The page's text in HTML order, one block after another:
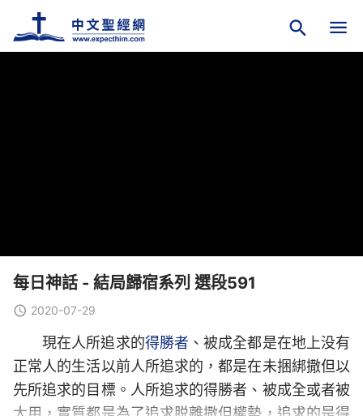
每日神話 - 結局歸宿系列 選段591
2020-07-29
現在人所追求的得勝者 、被成全都是在地上没有
正常人的生活以前人所追求的，都是在未捆綁撒但以
先所追求的目標。人所追求的得勝者、被成全或者被